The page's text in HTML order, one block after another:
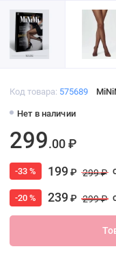
Код товара: 575689
Нет в наличии
299.00 ₽
-33 % 199₽ 299 ₽
-20 % 239₽ 299 ₽